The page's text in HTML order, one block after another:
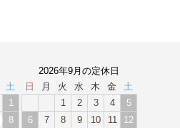
土
1
8
2026年9月の定休日
日
月 火 水 木 金
土
1
2 3 4
5
6
7 8 9 10 11
12